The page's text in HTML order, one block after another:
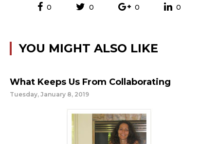
0 0 0 0
YOU MIGHT ALSO LIKE
What Keeps Us From Collaborating
Tuesday, January 8, 2019